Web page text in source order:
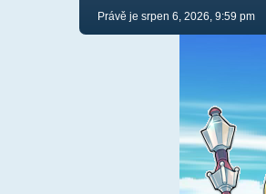
Právě je srpen 6, 2026, 9:59 pm